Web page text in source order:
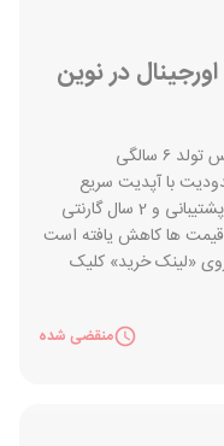
اورجینال در نوین
سالگی
با آپدیت سریع
سال گارنتی
قیمت ها کاهش یافته است
«لینک خرید» کلیک
منقضی شده